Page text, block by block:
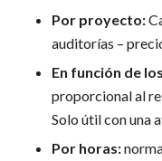
Por proyecto:
auditorías –
En función de
proporcional al
Solo útil con una
Por horas: